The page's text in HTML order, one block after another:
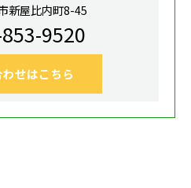
新屋比内町8-45
9520
せはこちら